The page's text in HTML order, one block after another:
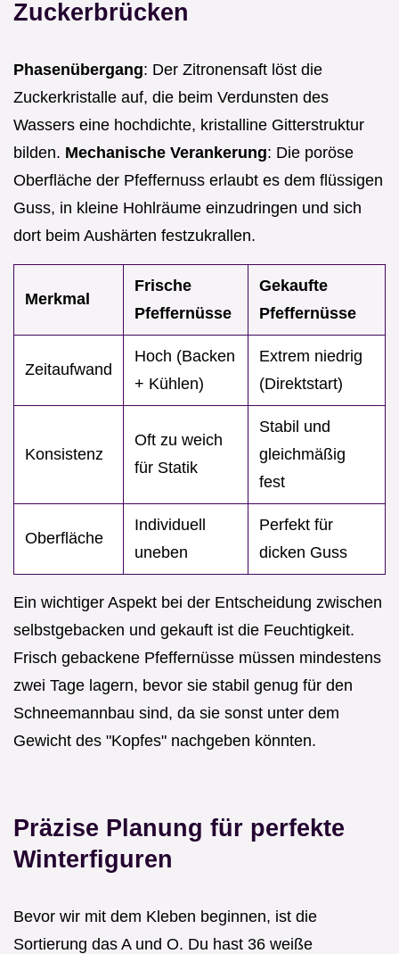
Zuckerbrücken
Phasenübergang: Der Zitronensaft löst die
Zuckerkristalle auf, die beim Verdunsten des
Wassers eine hochdichte, kristalline Gitterstruktur
bilden. Mechanische Verankerung: Die poröse
Oberfläche der Pfeffernuss erlaubt es dem flüssigen
Guss, in kleine Hohlräume einzudringen und sich
dort beim Aushärten festzukrallen.
Merkmal
Frische
Pfeffernüsse
Gekaufte
Pfeffernüsse
Zeitaufwand
Hoch (Backen
+ Kühlen)
Extrem niedrig
(Direktstart)
Konsistenz
Oft zu weich
für Statik
Stabil und
gleichmäßig
fest
Oberfläche
Individuell
uneben
Perfekt für
dicken Guss
Ein wichtiger Aspekt bei der Entscheidung zwischen
selbstgebacken und gekauft ist die Feuchtigkeit.
Frisch gebackene Pfeffernüsse müssen mindestens
zwei Tage lagern, bevor sie stabil genug für den
Schneemannbau sind, da sie sonst unter dem
Gewicht des "Kopfes" nachgeben könnten.
Präzise Planung für perfekte
Winterfiguren
Bevor wir mit dem Kleben beginnen, ist die
Sortierung das A und O. Du hast 36 weiße